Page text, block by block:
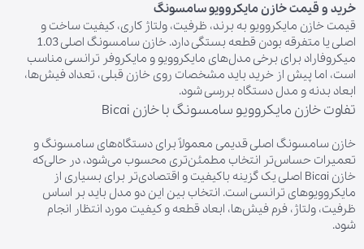
خرید و قیمت خازن مایکروویو سامسونگ
قیمت خازن مایکروویو به برند، ظرفیت، ولتاژ کاری، کیفیت ساخت و
اصلی یا متفرقه بودن قطعه بستگی دارد. خازن سامسونگ اصلی 1.03
میکروفاراد برای برخی مدل‌های مایکروویو و مایکروفر ترانسی مناسب
است، اما پیش از خرید باید مشخصات روی خازن قبلی، تعداد فیش‌ها،
ابعاد بدنه و مدل دستگاه بررسی شود.
تفاوت خازن مایکروویو سامسونگ با خازن Bicai
خازن سامسونگ اصلی قدیمی معمولاً برای دستگاه‌های سامسونگ و
تعمیرات حساس‌تر انتخاب مطمئن‌تری محسوب می‌شود، در حالی‌که
خازن Bicai اصلی یک گزینه باکیفیت و اقتصادی‌تر برای بسیاری از
مایکروویوهای ترانسی است. انتخاب بین این دو مدل باید بر اساس
ظرفیت، ولتاژ، فرم فیش‌ها، ابعاد قطعه و کیفیت مورد انتظار انجام
شود.